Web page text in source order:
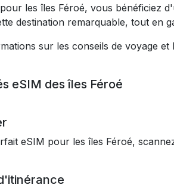
les îles Féroé, vous bénéficiez
destination remarquable, tout en
sur les conseils de voyage
eSIM des îles Féroé
eSIM pour les îles Féroé,